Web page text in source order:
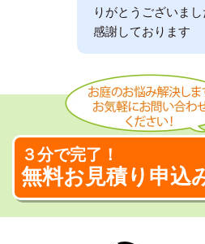
りがとうございま
感謝しております
３分で完了！
無料お見積り申込